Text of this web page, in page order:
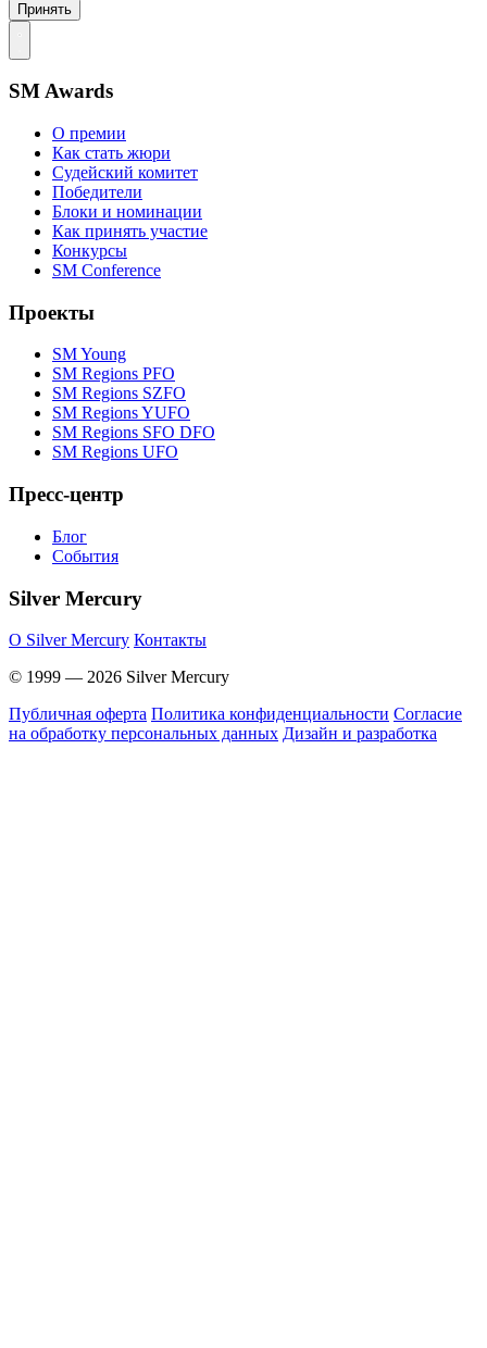
Принять
SM Awards
О премии
Как стать жюри
Судейский комитет
Победители
Блоки и номинации
Как принять участие
Конкурсы
SM Conference
Проекты
SM Young
SM Regions PFO
SM Regions SZFO
SM Regions YUFO
SM Regions SFO DFO
SM Regions UFO
Пресс-центр
Блог
События
Silver Mercury
O Silver Mercury Контакты
© 1999 — 2026 Silver Mercury
Публичная оферта Политика конфиденциальности Согласие
на обработку персональных данных Дизайн и разработка